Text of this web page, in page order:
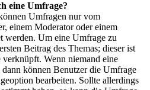
eine Umfrage?
Umfragen nur vom
einem Moderator oder einem
werden. Um eine Umfrage zu
Beitrag des Themas; dieser ist
Wenn niemand eine
dann können Benutzer die Umfrage
bearbeiten. Sollte allerdings